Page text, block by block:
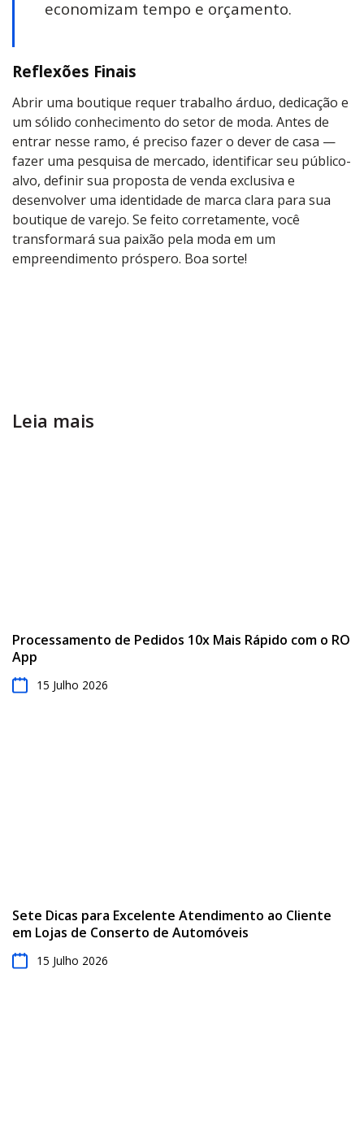
economizam tempo e orçamento.
Reflexões Finais
Abrir uma boutique requer trabalho árduo, dedicação e
um sólido conhecimento do setor de moda. Antes de
entrar nesse ramo, é preciso fazer o dever de casa —
fazer uma pesquisa de mercado, identificar seu público-
alvo, definir sua proposta de venda exclusiva e
desenvolver uma identidade de marca clara para sua
boutique de varejo. Se feito corretamente, você
transformará sua paixão pela moda em um
empreendimento próspero. Boa sorte!
Leia mais
Processamento de Pedidos 10x Mais Rápido com o RO
App
15 Julho 2026
Sete Dicas para Excelente Atendimento ao Cliente
em Lojas de Conserto de Automóveis
15 Julho 2026